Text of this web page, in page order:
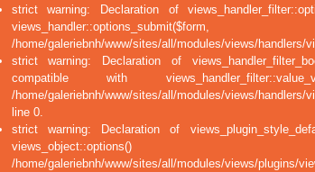
strict warning: Declaration of
/home/galeriebnh/www/sites/all/modules/views/handlers/
strict warning: Declaration of
compatible with
/home/galeriebnh/www/sites/all/modules/views/
line 0.
strict warning: Declaration of
/home/galeriebnh/www/sites/all/modules/views/plugins/